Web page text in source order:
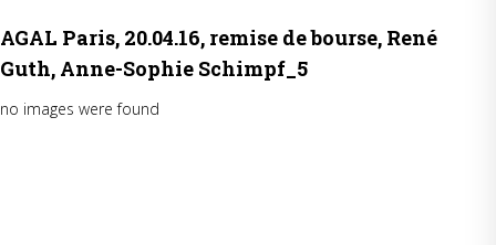
AGAL Paris, 20.04.16, remise de bourse, René
Guth, Anne-Sophie Schimpf_5
no images were found